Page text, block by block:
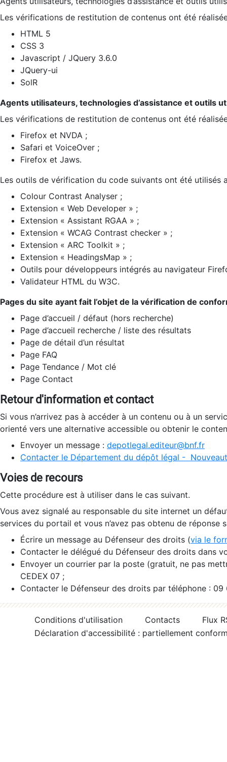
Les vérifications de restitution de contenus ont été
HTML 5
CSS 3
Javascript / JQuery 3.6.0
JQuery-ui
SolR
Agents utilisateurs, technologies d’assistance et outils
Les vérifications de restitution de contenus ont été
Firefox et NVDA ;
Safari et VoiceOver ;
Firefox et Jaws.
Les outils de vérification du code suivants ont été utilisés
Colour Contrast Analyser ;
Extension « Web Developer » ;
Extension « Assistant RGAA » ;
Extension « WCAG Contrast checker » ;
Extension « ARC Toolkit » ;
Extension « HeadingsMap » ;
Outils pour développeurs intégrés au navigateur
Validateur HTML du W3C.
Pages du site ayant fait l’objet de la vérification de
Page d’accueil / défaut (hors recherche)
Page d’accueil recherche / liste des résultats
Page de détail d’un résultat
Page FAQ
Page Tendance / Mot clé
Page Contact
Retour d'information et contact
Si vous n’arrivez pas à accéder à un contenu ou à un
orienté vers une alternative accessible ou obtenir le
Envoyer un message : depotlegal.editeur@bnf.fr
Contacter le Département du dépôt légal -
Voies de recours
Cette procédure est à utiliser dans le cas suivant.
Vous avez signalé au responsable du site internet un
services du portail et vous n’avez pas obtenu de réponse
Écrire un message au Défenseur des droits (via le
Contacter le délégué du Défenseur des droits dans
Envoyer un courrier par la poste (gratuit, ne pas
CEDEX 07 ;
Contacter le Défenseur des droits par téléphone :
Conditions d'utilisation Contacts
Flux
Déclaration d'accessibilité : partiellement